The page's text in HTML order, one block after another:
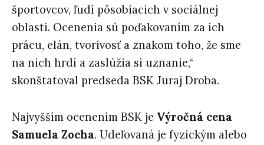
športovcov, ľudí pôsobiacich v sociálnej
oblasti. Ocenenia sú poďakovaním za ich
prácu, elán, tvorivosť a znakom toho, že sme
na nich hrdí a zaslúžia si uznanie,“
skonštatoval predseda BSK Juraj Droba.
Najvyšším ocenením BSK je Výročná cena
Samuela Zocha. Udeľovaná je fyzickým alebo